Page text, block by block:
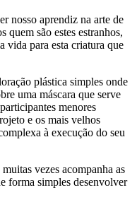
nosso aprendiz na arte de
quem são estes estranhos,
vida para esta criatura que
plástica simples onde
uma máscara que serve
menores
e os mais velhos
à execução do seu
vezes acompanha as
forma simples desenvolver